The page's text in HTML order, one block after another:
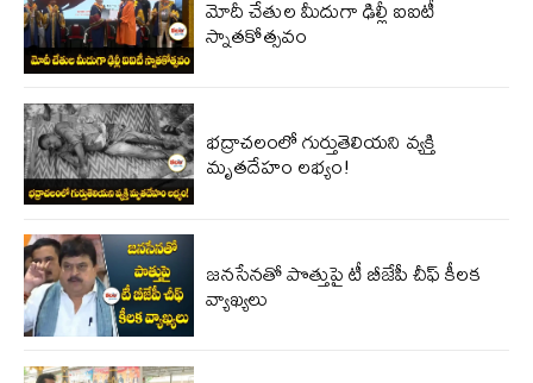
మోదీ చేతుల మీదుగా ఢిల్లీ ఐఐటీ
స్నాతకోత్సవం
భద్రాచలంలో గుర్తుతెలియని వ్యక్తి
మృతదేహం లభ్యం!
జ‌న‌సేన‌తో పొత్తుపై టీ బీజేపీ చీఫ్ కీలక
వ్యాఖ్య‌లు